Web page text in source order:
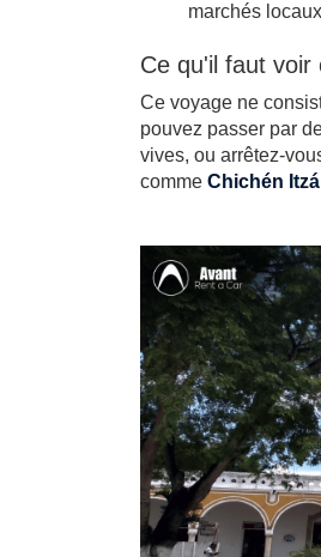
marchés
Ce qu'il faut
Ce voyage ne
pouvez passer par
vives, ou arrêtez-
comme Chichén Itzá